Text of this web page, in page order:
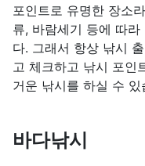
포인트로 유명한 장소
류, 바람세기 등에 따
다. 그래서 항상 낚시
고 체크하고 낚시 포인
거운 낚시를 하실 수 있
바다낚시